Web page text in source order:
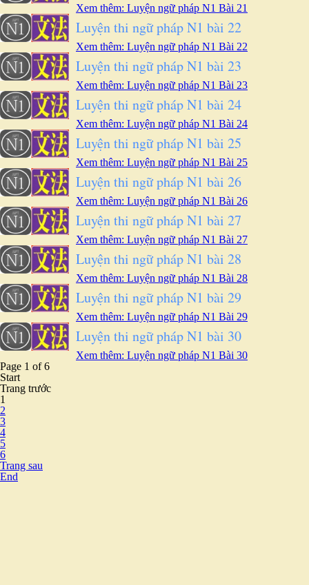
Xem thêm: Luyện ngữ pháp N1 Bài 21
Luyện thi ngữ pháp N1 bài 22
Xem thêm: Luyện ngữ pháp N1 Bài 22
Luyện thi ngữ pháp N1 bài 23
Xem thêm: Luyện ngữ pháp N1 Bài 23
Luyện thi ngữ pháp N1 bài 24
Xem thêm: Luyện ngữ pháp N1 Bài 24
Luyện thi ngữ pháp N1 bài 25
Xem thêm: Luyện ngữ pháp N1 Bài 25
Luyện thi ngữ pháp N1 bài 26
Xem thêm: Luyện ngữ pháp N1 Bài 26
Luyện thi ngữ pháp N1 bài 27
Xem thêm: Luyện ngữ pháp N1 Bài 27
Luyện thi ngữ pháp N1 bài 28
Xem thêm: Luyện ngữ pháp N1 Bài 28
Luyện thi ngữ pháp N1 bài 29
Xem thêm: Luyện ngữ pháp N1 Bài 29
Luyện thi ngữ pháp N1 bài 30
Xem thêm: Luyện ngữ pháp N1 Bài 30
Page 1 of 6
Start
Trang trước
1
2
3
4
5
6
Trang sau
End